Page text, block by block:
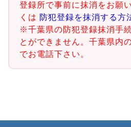
登録所で事前に抹消をお願
くは 防犯登録を抹消する方
※千葉県の防犯登録抹消手
とができません。千葉県内
でお電話下さい。